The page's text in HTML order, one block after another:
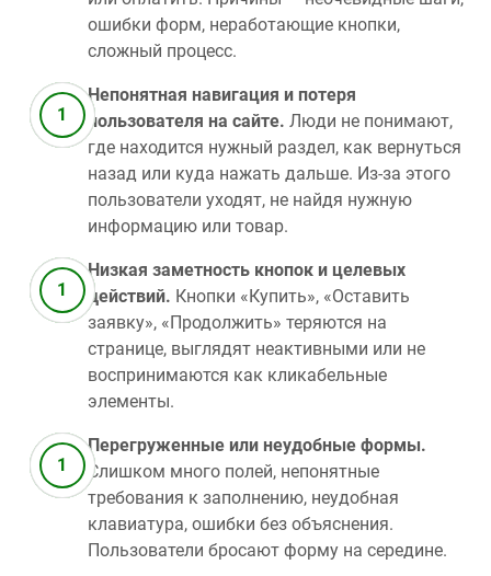
ошибки форм, неработающие кнопки,
сложный процесс.
Непонятная навигация и потеря
пользователя на сайте. Люди не понимают,
где находится нужный раздел, как вернуться
назад или куда нажать дальше. Из‑за этого
пользователи уходят, не найдя нужную
информацию или товар.
Низкая заметность кнопок и целевых
действий. Кнопки «Купить», «Оставить
заявку», «Продолжить» теряются на
странице, выглядят неактивными или не
воспринимаются как кликабельные
элементы.
Перегруженные или неудобные формы.
Слишком много полей, непонятные
требования к заполнению, неудобная
клавиатура, ошибки без объяснения.
Пользователи бросают форму на середине.